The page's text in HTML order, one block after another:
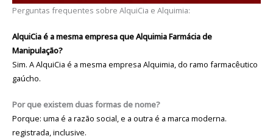
Perguntas frequentes sobre AlquiCia e Alquimia:
AlquiCia é a mesma empresa que Alquimia Farmácia de
Manipulação?
Sim. A AlquiCia é a mesma empresa Alquimia, do ramo farmacêutico
gaúcho.
Por que existem duas formas de nome?
Porque: uma é a razão social, e a outra é a marca moderna.
registrada, inclusive.